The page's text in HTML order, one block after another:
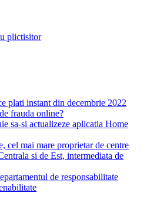
plictisitor
plati instant din decembrie 2022
frauda online?
sa-si actualizeze aplicatia Home
cel mai mare proprietar de centre
si de Est, intermediata de
de responsabilitate